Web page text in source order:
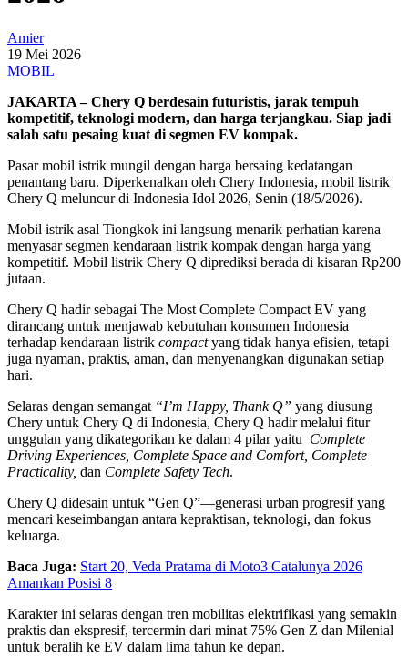
Amier
19 Mei 2026
MOBIL
JAKARTA – Chery Q berdesain futuristis, jarak tempuh
kompetitif, teknologi modern, dan harga terjangkau. Siap jadi
salah satu pesaing kuat di segmen EV kompak.
Pasar mobil istrik mungil dengan harga bersaing kedatangan
penantang baru. Diperkenalkan oleh Chery Indonesia, mobil listrik
Chery Q meluncur di Indonesia Idol 2026, Senin (18/5/2026).
Mobil istrik asal Tiongkok ini langsung menarik perhatian karena
menyasar segmen kendaraan listrik kompak dengan harga yang
kompetitif. Mobil listrik Chery Q diprediksi berada di kisaran Rp200
jutaan.
Chery Q hadir sebagai The Most Complete Compact EV yang
dirancang untuk menjawab kebutuhan konsumen Indonesia
terhadap kendaraan listrik compactyang tidak hanya efisien, tetapi
juga nyaman, praktis, aman, dan menyenangkan digunakan setiap
hari.
Selaras dengan semangat “I’m Happy, Thank Q” yang diusung
Chery untuk Chery Q di Indonesia, Chery Q hadir melalui fitur
unggulan yang dikategorikan ke dalam 4 pilar yaitu Complete
Driving Experiences, Complete Space and Comfort, Complete
Practicality, dan Complete Safety Tech.
Chery Q didesain untuk “Gen Q”—generasi urban progresif yang
mencari keseimbangan antara kepraktisan, teknologi, dan fokus
keluarga.
Baca Juga: Start 20, Veda Pratama di Moto3 Catalunya 2026
Amankan Posisi 8
Karakter ini selaras dengan tren mobilitas elektrifikasi yang semakin
praktis dan ekspresif, tercermin dari minat 75% Gen Z dan Milenial
untuk beralih ke EV dalam lima tahun ke depan.